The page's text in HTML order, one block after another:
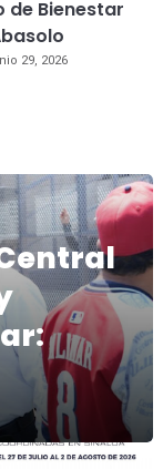
de Bienestar
29, 2026